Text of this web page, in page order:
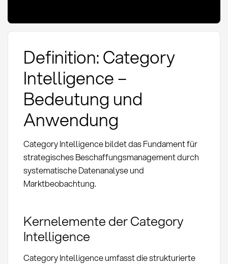
Definition: Category
Intelligence –
Bedeutung und
Anwendung
Category Intelligence bildet das Fundament für
strategisches Beschaffungsmanagement durch
systematische Datenanalyse und
Marktbeobachtung.
Kernelemente der Category
Intelligence
Category Intelligence umfasst die strukturierte